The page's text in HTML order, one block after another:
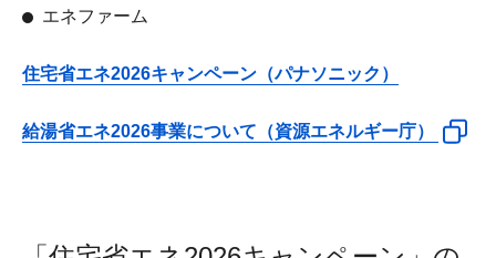
エネファーム
住宅省エネ2026キャンペーン（パナソニック）
給湯省エネ2026事業について（資源エネルギー庁）